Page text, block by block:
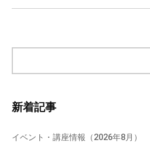
ョ
検
新着記事
イベント・講座情報（2026年8月）